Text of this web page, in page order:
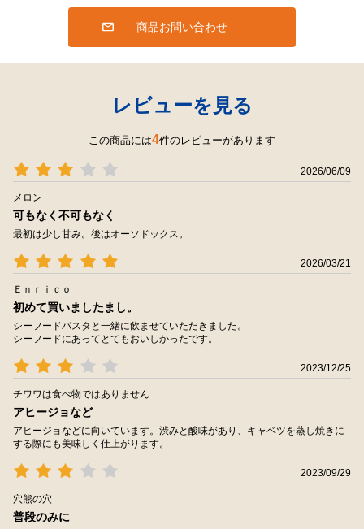
商品お問い合わせ
レビューを見る
この商品には4件のレビューがあります
2026/06/09
メロン
可もなく不可もなく
最初は少し甘み。後はオーソドックス。
2026/03/21
Ｅｎｒｉｃｏ
初めて買いましたまし。
シーフードパスタと一緒に飲ませていただきました。
シーフードにあってとてもおいしかったです。
2023/12/25
チワワは食べ物ではありません
アヒージョなど
アヒージョなどに向いています。渋みと酸味があり、キャベツを蒸し焼きに
する際にも美味しく仕上がります。
2023/09/29
穴熊の穴
普段のみに